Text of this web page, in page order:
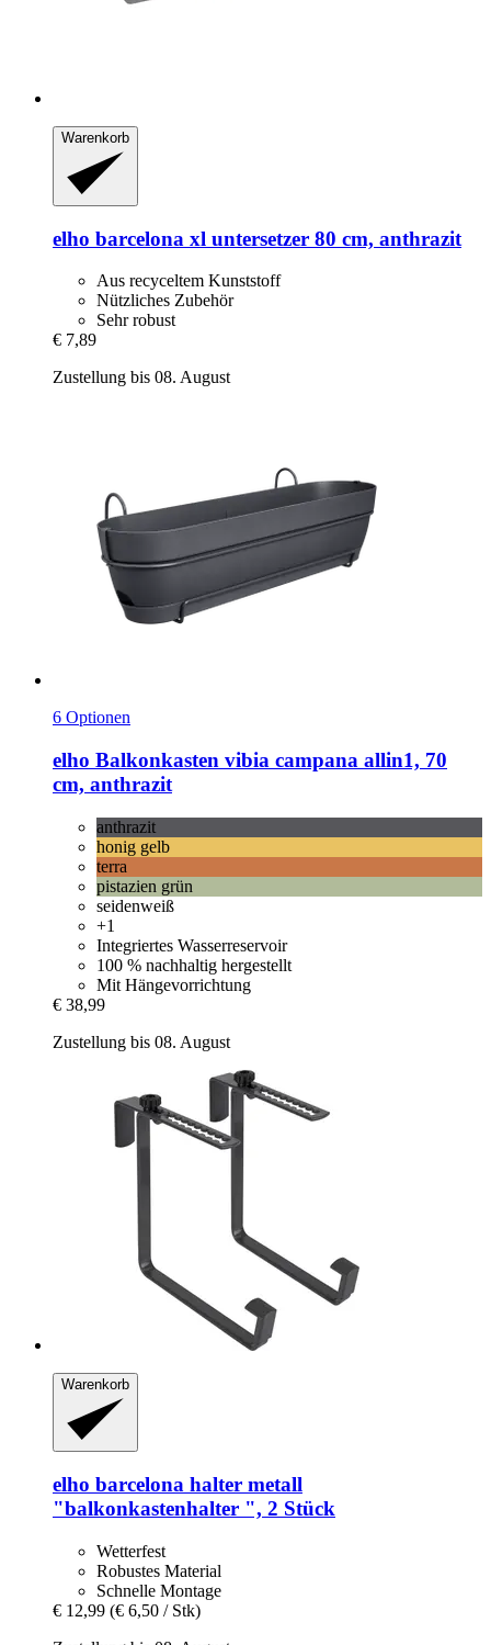
Warenkorb
elho barcelona xl untersetzer 80 cm, anthrazit
Aus recyceltem Kunststoff
Nützliches Zubehör
Sehr robust
€ 7,89
Zustellung bis 08. August
6 Optionen
elho Balkonkasten vibia campana allin1, 70
cm, anthrazit
anthrazit
honig gelb
terra
pistazien grün
seidenweiß
+1
Integriertes Wasserreservoir
100 % nachhaltig hergestellt
Mit Hängevorrichtung
€ 38,99
Zustellung bis 08. August
Warenkorb
elho barcelona halter metall
"balkonkastenhalter ", 2 Stück
Wetterfest
Robustes Material
Schnelle Montage
€ 12,99 (€ 6,50 / Stk)